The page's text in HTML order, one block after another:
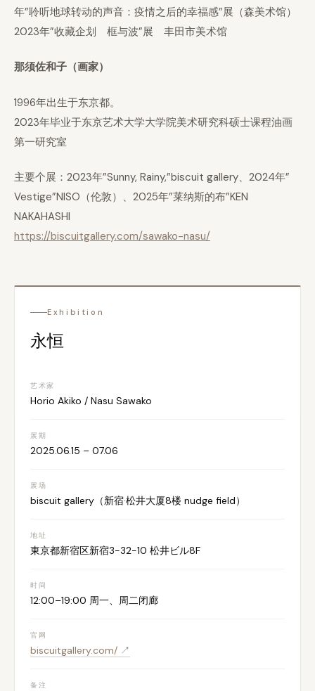
年”聆听地球转动的声音：疫情之后的幸福感”展（森美术馆）
2023年”收藏企划 框与波”展 丰田市美术馆
那须佐和子（画家）
1996年出生于东京都。
2023年毕业于东京艺术大学大学院美术研究科硕士课程油画
第一研究室
主要个展：2023年”Sunny, Rainy,”biscuit gallery、2024年”
Vestige”NISO（伦敦）、2025年”莱纳斯的布”KEN
NAKAHASHI
https://biscuitgallery.com/sawako-nasu/
Exhibition
永恒
艺术家
Horio Akiko / Nasu Sawako
展期
2025.06.15 – 07.06
展场
biscuit gallery（新宿·松井大厦8楼 nudge field）
地址
東京都新宿区新宿3-32-10 松井ビル8F
时间
12:00–19:00 周一、周二闭廊
官网
biscuitgallery.com/ ↗
备注